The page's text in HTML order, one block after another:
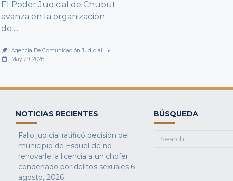
El Poder Judicial de Chubut
avanza en la organización
de ...
Agencia De Comunicación Judicial
May 29, 2026
NOTICIAS RECIENTES
Fallo judicial ratificó decisión del
municipio de Esquel de no
renovarle la licencia a un chofer
condenado por delitos sexuales 6
agosto, 2026
BÚSQUEDA
Search